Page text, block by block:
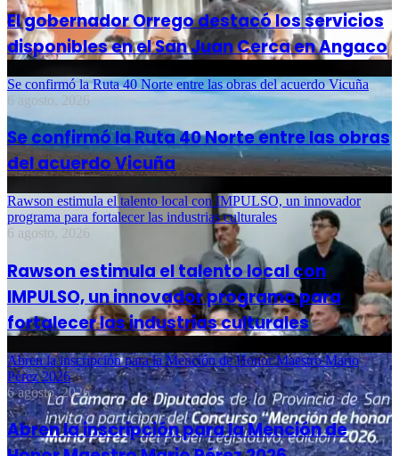
El gobernador Orrego destacó los servicios
disponibles en el San Juan Cerca en Angaco
Se confirmó la Ruta 40 Norte entre las obras del acuerdo Vicuña
6 agosto, 2026
Se confirmó la Ruta 40 Norte entre las obras
del acuerdo Vicuña
Rawson estimula el talento local con IMPULSO, un innovador
programa para fortalecer las industrias culturales
6 agosto, 2026
Rawson estimula el talento local con
IMPULSO, un innovador programa para
fortalecer las industrias culturales
Abren la inscripción para la Mención de Honor Maestro Mario
Pérez 2026
6 agosto, 2026
Abren la inscripción para la Mención de